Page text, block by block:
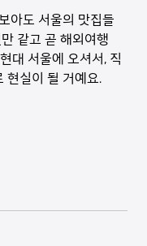
아도 서울의 맛집들
같고 곧 해외여행
대 서울에 오셔서, 직
현실이 될 거예요.